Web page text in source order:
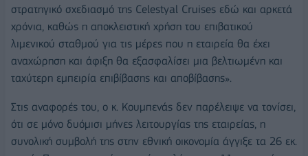
στρατηγικό σχεδιασμό της Celestyal Cruises εδώ και αρκετά
χρόνια, καθώς η αποκλειστική χρήση του επιβατικού
λιμενικού σταθμού για τις μέρες που η εταιρεία θα έχει
αναχώρηση και άφιξη θα εξασφαλίσει μια βελτιωμένη και
ταχύτερη εμπειρία επιβίβασης και αποβίβασης».
Στις αναφορές του, ο κ. Κουμπενάς δεν παρέλειψε να τονίσει,
ότι σε μόνο δυόμισι μήνες λειτουργίας της εταιρείας, η
συνολική συμβολή της στην εθνική οικονομία άγγιξε τα 26 εκ.